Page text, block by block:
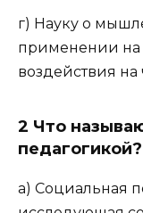
г) Науку о
применении на
воздействия на
2 Что
педагогикой?
а) Социальная